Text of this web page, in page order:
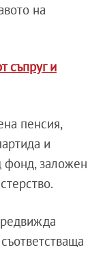
на
съпруг и
пенсия,
и
фонд, заложен